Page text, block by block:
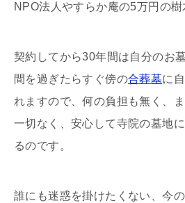
NPO法人やすらか庵の5万円の樹
契約してから30年間は自分のお
間を過ぎたらすぐ傍の合葬墓に
れますので、何の負担も無く、
一切なく、安心して寺院の墓地
るのです。
誰にも迷惑を掛けたくない、今